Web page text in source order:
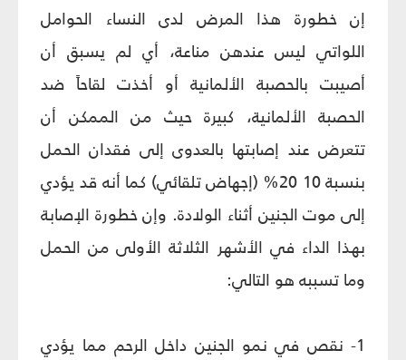
إن خطورة هذا المرض لدى النساء الحوامل
اللواتي ليس عندهن مناعة، أي لم يسبق أن
أصيبت بالحصبة الألمانية أو أخذت لقاحاً ضد
الحصبة الألمانية، كبيرة حيث من الممكن أن
تتعرض عند إصابتها بالعدوى إلى فقدان الحمل
بنسبة 10 20% (إجهاض تلقائي) كما أنه قد يؤدي
إلى موت الجنين أثناء الولادة. وإن خطورة الإصابة
بهذا الداء في الأشهر الثلاثة الأولى من الحمل
وما تسببه هو التالي:
1- نقص في نمو الجنين داخل الرحم مما يؤدي